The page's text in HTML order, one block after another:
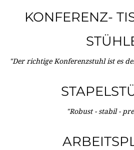
KONFERENZ-
"Der richtige Konferenzstuhl ist es
"Robust - stabil -